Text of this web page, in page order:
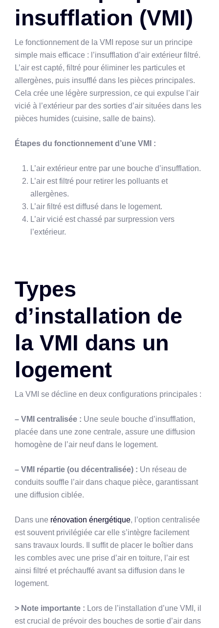
insufflation (VMI)
Le fonctionnement de la VMI repose sur un principe
simple mais efficace : l’insufflation d’air extérieur filtré.
L’air est capté, filtré pour éliminer les particules et
allergènes, puis insufflé dans les pièces principales.
Cela crée une légère surpression, ce qui expulse l’air
vicié à l’extérieur par des sorties d’air situées dans les
pièces humides (cuisine, salle de bains).
Étapes du fonctionnement d’une VMI :
L’air extérieur entre par une bouche d’insufflation.
L’air est filtré pour retirer les polluants et
allergènes.
L’air filtré est diffusé dans le logement.
L’air vicié est chassé par surpression vers
l’extérieur.
Types
d’installation de
la VMI dans un
logement
La VMI se décline en deux configurations principales :
– VMI centralisée : Une seule bouche d’insufflation,
placée dans une zone centrale, assure une diffusion
homogène de l’air neuf dans le logement.
– VMI répartie (ou décentralisée) : Un réseau de
conduits souffle l’air dans chaque pièce, garantissant
une diffusion ciblée.
Dans une rénovation énergétique, l’option centralisée
est souvent privilégiée car elle s’intègre facilement
sans travaux lourds. Il suffit de placer le boîtier dans
les combles avec une prise d’air en toiture, l’air est
ainsi filtré et préchauffé avant sa diffusion dans le
logement.
> Note importante : Lors de l’installation d’une VMI, il
est crucial de prévoir des bouches de sortie d’air dans